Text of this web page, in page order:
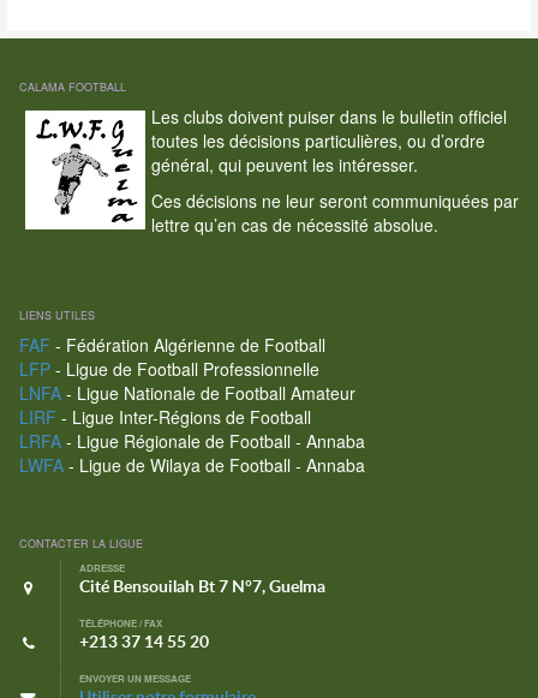
CALAMA FOOTBALL
Les clubs doivent puiser dans le bulletin officiel
toutes les décisions particulières, ou d’ordre
général, qui peuvent les intéresser.
Ces décisions ne leur seront communiquées par
lettre qu’en cas de nécessité absolue.
LIENS UTILES
FAF - Fédération Algérienne de Football
LFP- Ligue de Football Professionnelle
LNFA- Ligue Nationale de Football Amateur
LIRF - Ligue Inter-Régions de Football
LRFA- Ligue Régionale de Football - Annaba
LWFA- Ligue de Wilaya de Football - Annaba
CONTACTER LA LIGUE
ADRESSE
Cité Bensouilah Bt 7 N°7, Guelma
TÉLÉPHONE / FAX
+213 37 14 55 20
ENVOYER UN MESSAGE